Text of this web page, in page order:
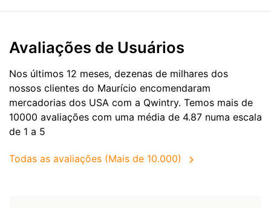
Avaliações de Usuários
Nos últimos 12 meses, dezenas de milhares dos
nossos clientes do Maurício encomendaram
mercadorias dos USA com a Qwintry. Temos mais de
10000 avaliações com uma média de 4.87 numa escala
de 1 a 5
Todas as avaliações (Mais de 10.000)